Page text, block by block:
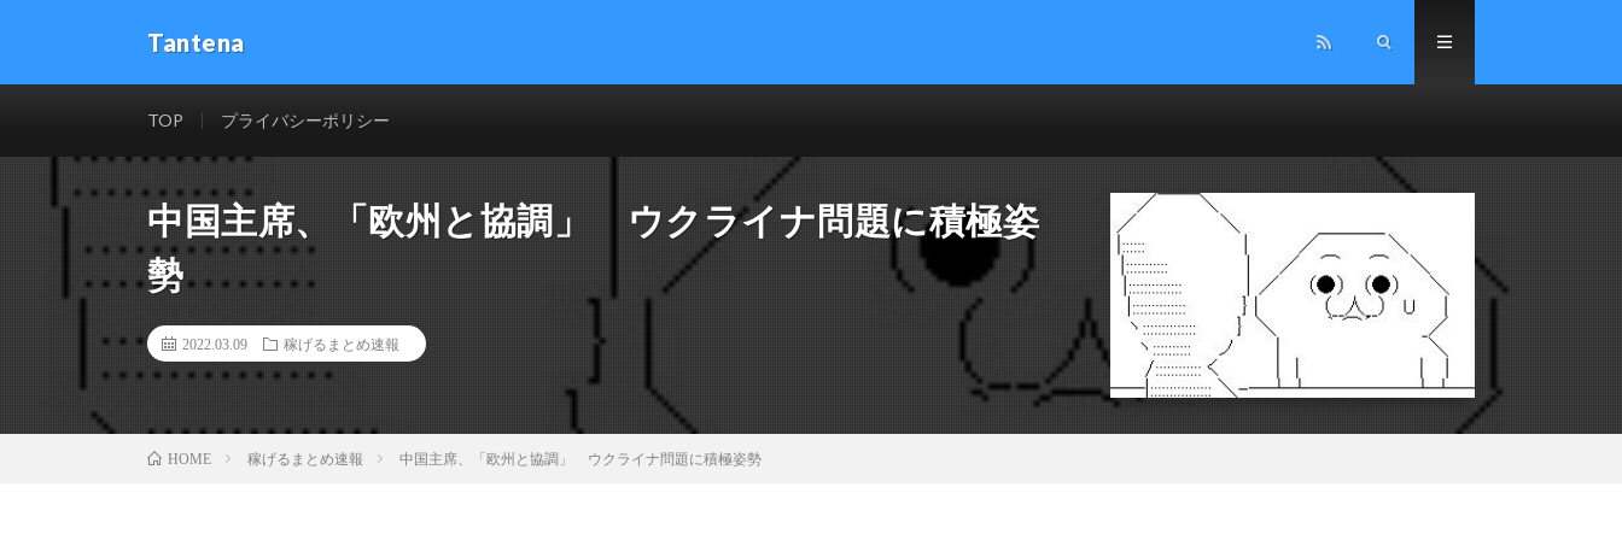
Tantena
TOP プライバシーポリシー
中国主席、「欧州と協調」 ウクライナ問題に積極姿
勢
2022.03.09 稼げるまとめ速報
HOME 稼げるまとめ速報 中国主席、「欧州と協調」 ウクライナ問題に積極姿勢